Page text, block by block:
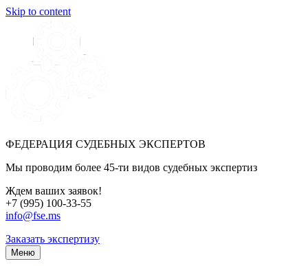
Skip to content
ФЕДЕРАЦИЯ СУДЕБНЫХ ЭКСПЕРТОВ
Мы проводим более 45-ти видов судебных экспертиз
Ждем ваших заявок!
+7 (995) 100-33-55
info@fse.ms
Заказать экспертизу
Меню